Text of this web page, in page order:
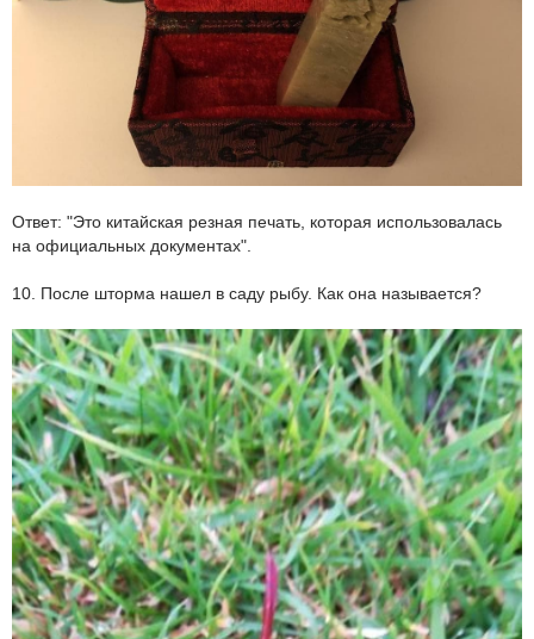
Ответ: "Это китайская резная печать, которая использовалась
на официальных документах".
10. После шторма нашел в саду рыбу. Как она называется?